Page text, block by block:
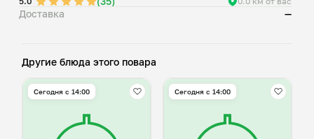
Доставка —
Другие блюда этого повара
Сегодня с 14:00 Сегодня с 14:00